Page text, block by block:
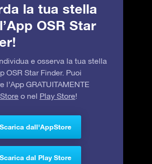
la tua stella
OSR Star
e osserva la tua stella
OSR Star Finder. Puoi
l’App GRATUITAMENTE
o nel Play Store!
Scarica dall'AppStore
Scarica dal Play Store